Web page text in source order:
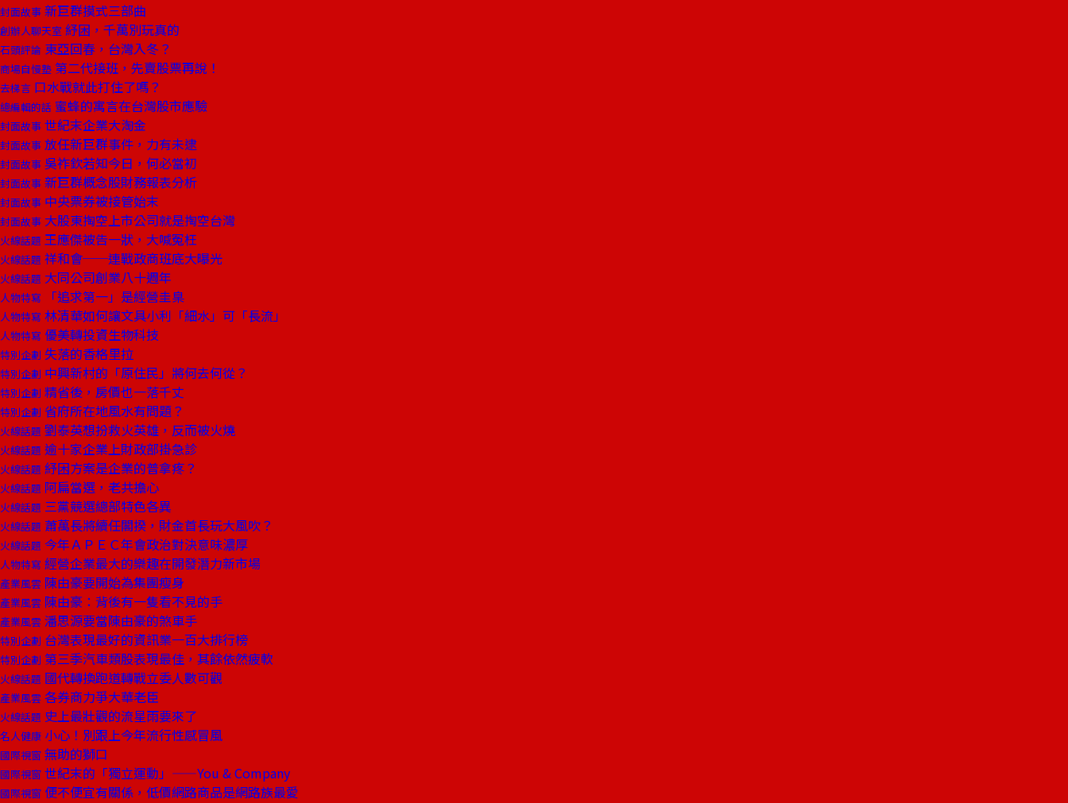
封面故事 新巨群摸式三部曲
創辦人聊天室 紓困，千萬別玩真的
石頭評論 東亞回春，台灣入冬？
商場自慢塾 第二代接班，先賣股票再說！
去梯言 口水戰就此打住了嗎？
總編輯的話 蜜蜂的寓言在台灣股市應驗
封面故事 世紀末企業大淘金
封面故事 放任新巨群事件，力有未逮
封面故事 吳祚欽若知今日，何必當初
封面故事 新巨群概念股財務報表分析
封面故事 中央票券被接管始末
封面故事 大股東掏空上市公司就是掏空台灣
火線話題 王應傑被告一狀，大喊冤枉
火線話題 祥和會──連戰政商班底大曝光
火線話題 大同公司創業八十週年
人物特寫 「追求第一」是經營圭臬
人物特寫 林清華如何讓文具小利「細水」可「長流」
人物特寫 優美轉投資生物科技
特別企劃 失落的香格里拉
特別企劃 中興新村的「原住民」將何去何從？
特別企劃 精省後，房價也一落千丈
特別企劃 省府所在地風水有問題？
火線話題 劉泰英想扮救火英雄，反而被火燒
火線話題 逾十家企業上財政部掛急診
火線話題 紓困方案是企業的普拿疼？
火線話題 阿扁當選，老共擔心
火線話題 三黨競選總部特色各異
火線話題 蕭萬長將續任閣揆，財金首長玩大風吹？
火線話題 今年ＡＰＥＣ年會政治對決意味濃厚
人物特寫 經營企業最大的樂趣在開發潛力新市場
產業風雲 陳由豪要開始為集團瘦身
產業風雲 陳由豪：背後有一隻看不見的手
產業風雲 潘思源要當陳由豪的煞車手
特別企劃 台灣表現最好的資訊業一百大排行榜
特別企劃 第三季汽車類股表現最佳，其餘依然疲軟
火線話題 國代轉換跑道轉戰立委人數可觀
產業風雲 各券商力爭大華老臣
火線話題 史上最壯觀的流星雨要來了
名人健康 小心！別跟上今年流行性感冒風
國際視窗 無助的獅口
國際視窗 世紀末的「獨立運動」——You & Company
國際視窗 便不便宜有關係，低價網路商品是網路族最愛